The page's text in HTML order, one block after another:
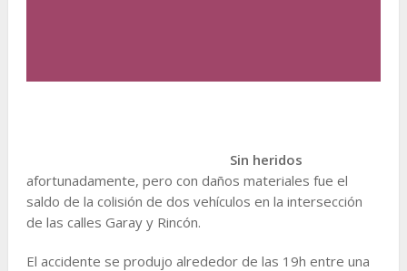
Sin heridos
afortunadamente, pero con daños materiales fue el
saldo de la colisión de dos vehículos en la intersección
de las calles Garay y Rincón.
El accidente se produjo alrededor de las 19h entre una